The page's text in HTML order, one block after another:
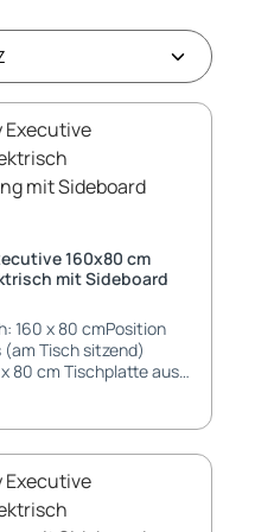
160x80 cm
mit Sideboard
160 x 80 cmPosition
Tisch sitzend)
(64 bis 128 cm)
Down-Taster oder
(gegen Aufpreis)
Steuerung 2-
quadratisch
je ein Motor pro